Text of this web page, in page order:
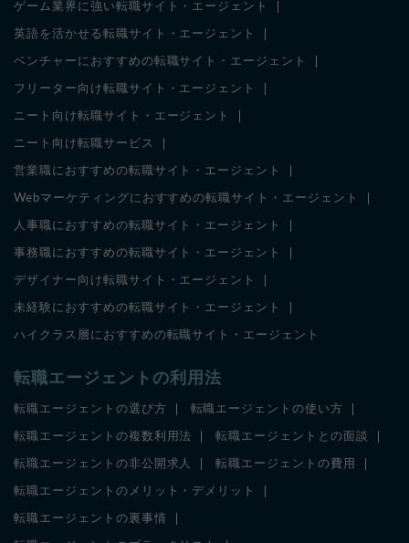
ゲーム業界に強い転職サイト・エージェント
英語を活かせる転職サイト・エージェント
ベンチャーにおすすめの転職サイト・エージェント
フリーター向け転職サイト・エージェント
ニート向け転職サイト・エージェント
ニート向け転職サービス
営業職におすすめの転職サイト・エージェント
Webマーケティングにおすすめの転職サイト・エージェント
人事職におすすめの転職サイト・エージェント
事務職におすすめの転職サイト・エージェント
デザイナー向け転職サイト・エージェント
未経験におすすめの転職サイト・エージェント
ハイクラス層におすすめの転職サイト・エージェント
転職エージェントの利用法
転職エージェントの選び方 転職エージェントの使い方
転職エージェントの複数利用法 転職エージェントとの面談
転職エージェントの非公開求人 転職エージェントの費用
転職エージェントのメリット・デメリット
転職エージェントの裏事情